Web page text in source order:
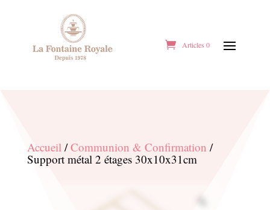
Articles 0
Accueil/Communion & Confirmation /
Support métal 2 étages 30x10x31cm